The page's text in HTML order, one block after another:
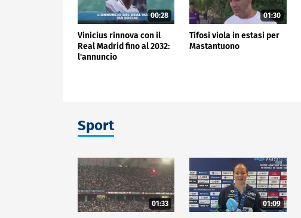
00:28
Vinicius rinnova con il
Real Madrid fino al 2032:
l'annuncio
01:30
Tifosi viola in estasi per
Mastantuono
Sport
01:33 01:09